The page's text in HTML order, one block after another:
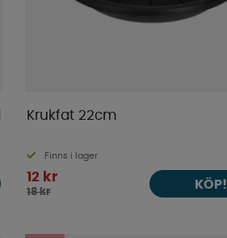
Krukfat 22cm
Finns i lager
12 kr
18 kr
KÖP!